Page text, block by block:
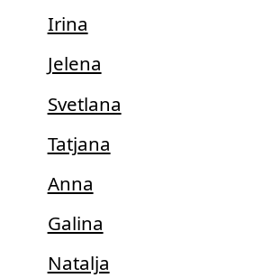
Irina
Jelena
Svetlana
Tatjana
Anna
Galina
Natalja